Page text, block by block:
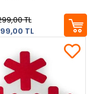
TL
TL